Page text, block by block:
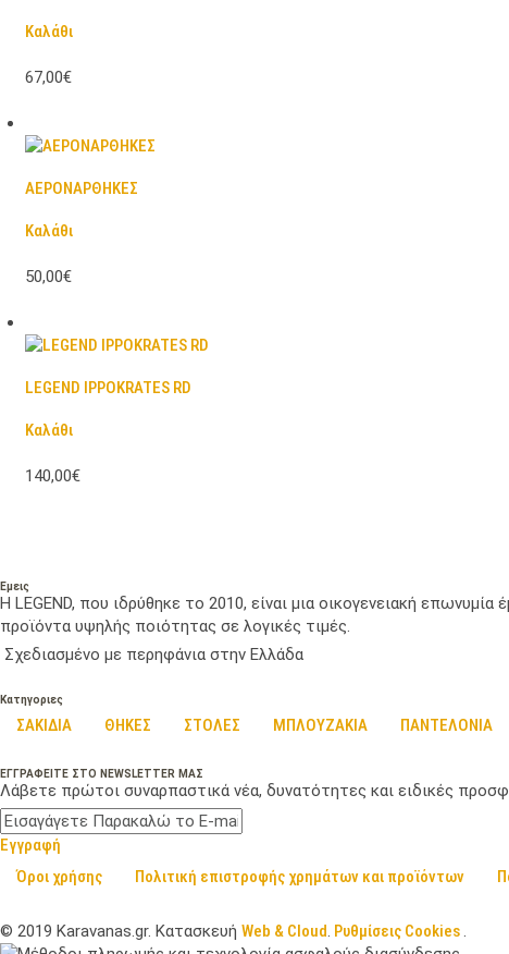
Καλάθι
67,00€
ΑΕΡΟΝΑΡΘΗΚΕΣ
Καλάθι
50,00€
LEGEND IPPOKRATES RD
Καλάθι
140,00€
Εμεις
Η LEGEND, που ιδρύθηκε το 2010, είναι μια οικογενειακή
προϊόντα υψηλής ποιότητας σε λογικές τιμές.
Σχεδιασμένο με περηφάνια στην Ελλάδα
Κατηγοριες
ΣΑΚΙΔΙΑ ΘΗΚΕΣ ΣΤΟΛΕΣ ΜΠΛΟΥΖΑΚΙΑ ΠΑΝΤΕΛΟΝΙΑ
ΕΓΓΡΑΦΕΙΤΕ ΣΤΟ NEWSLETTER ΜΑΣ
Λάβετε πρώτοι συναρπαστικά νέα, δυνατότητες και ειδικές
Εγγραφή
Όροι χρήσης
Πολιτική επιστροφής χρημάτων και προϊόντων
© 2019 Karavanas.gr. Κατασκευή Web & Cloud Ρυθμίσεις Cookies